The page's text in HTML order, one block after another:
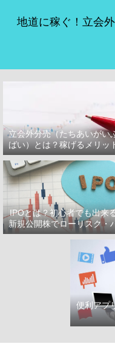
地道に稼ぐ！立会
立会外分売（たちあいがい
ばい）とは？稼げるメリッ
デメリット
IPOとは？初心者でも出来
新規公開株でローリスク・
リターン投資をはじめよ
便利ア